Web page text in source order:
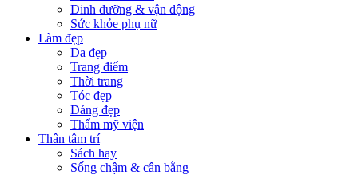
Dinh dưỡng & vận động
Sức khỏe phụ nữ
Làm đẹp
Da đẹp
Trang điểm
Thời trang
Tóc đẹp
Dáng đẹp
Thẩm mỹ viện
Thân tâm trí
Sách hay
Sống chậm & cân bằng